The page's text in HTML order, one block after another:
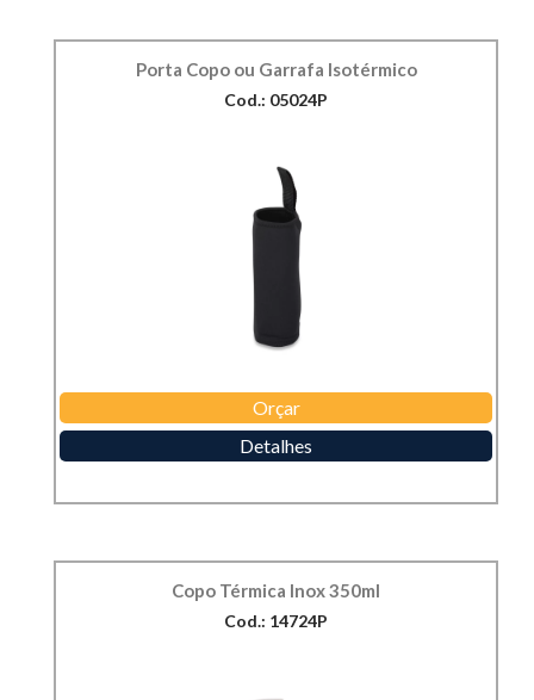
Porta Copo ou Garrafa Isotérmico
Cod.: 05024P
Orçar
Detalhes
Copo Térmica Inox 350ml
Cod.: 14724P